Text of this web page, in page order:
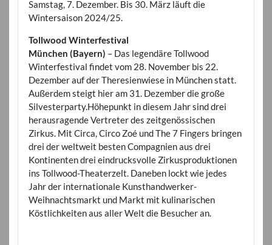
Samstag, 7. Dezember. Bis 30. März läuft die
Wintersaison 2024/25.
Tollwood Winterfestival
München (Bayern) – Das legendäre Tollwood
Winterfestival findet vom 28. November bis 22.
Dezember auf der Theresienwiese in München statt.
Außerdem steigt hier am 31. Dezember die große
Silvesterparty.Höhepunkt in diesem Jahr sind drei
herausragende Vertreter des zeitgenössischen
Zirkus. Mit Circa, Circo Zoé und The 7 Fingers bringen
drei der weltweit besten Compagnien aus drei
Kontinenten drei eindrucksvolle Zirkusproduktionen
ins Tollwood-Theaterzelt. Daneben lockt wie jedes
Jahr der internationale Kunsthandwerker-
Weihnachtsmarkt und Markt mit kulinarischen
Köstlichkeiten aus aller Welt die Besucher an.